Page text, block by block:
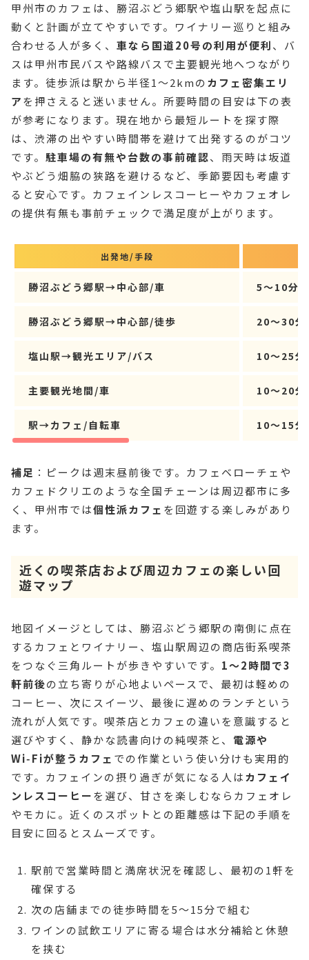
甲州市のカフェは、勝沼ぶどう郷駅や塩山駅を起点に
動くと計画が立てやすいです。ワイナリー巡りと組み
合わせる人が多く、 車なら国道20号の利用が便利、バ
スは甲州市民バスや路線バスで主要観光地へつながり
ます。徒歩派は駅から半径1～2kmのカフェ密集エリ
アを押さえると迷いません。所要時間の目安は下の表
が参考になります。現在地から最短ルートを探す際
は、渋滞の出やすい時間帯を避けて出発するのがコツ
です。 駐車場の有無や台数の事前確認、雨天時は坂道
やぶどう畑脇の狭路を避けるなど、季節要因も考慮す
ると安心です。カフェインレスコーヒーやカフェオレ
の提供有無も事前チェックで満足度が上がります。
出発地/手段
勝沼ぶどう郷駅→中心部/車 5〜10分
勝沼ぶどう郷駅→中心部/徒歩 20〜30分
塩山駅→観光エリア/バス 10〜25分
主要観光地間/車 10〜20分
駅→カフェ/自転車 10〜15分
補足 ：ピークは週末昼前後です。カフェベローチェや
カフェドクリエのような全国チェーンは周辺都市に多
く、甲州市では個性派カフェ を回遊する楽しみがあり
ます。
近くの喫茶店および周辺カフェの楽しい回
遊マップ
地図イメージとしては、勝沼ぶどう郷駅の南側に点在
するカフェとワイナリー、塩山駅周辺の商店街系喫茶
をつなぐ三角ルートが歩きやすいです。 1〜2時間で3
軒前後の立ち寄りが心地よいペースで、最初は軽めの
コーヒー、次にスイーツ、最後に遅めのランチという
流れが人気です。喫茶店とカフェの違いを意識すると
選びやすく、静かな読書向けの純喫茶と、 電源や
Wi‑Fiが整うカフェ での作業という使い分けも実用的
です。カフェインの摂り過ぎが気になる人はカフェイ
ンレスコーヒーを選び、甘さを楽しむならカフェオレ
やモカに。近くのスポットとの距離感は下記の手順を
目安に回るとスムーズです。
駅前で営業時間と満席状況を確認し、最初の1軒を
確保する
次の店舗までの徒歩時間を5〜15分で組む
ワインの試飲エリアに寄る場合は水分補給と休憩
を挟む